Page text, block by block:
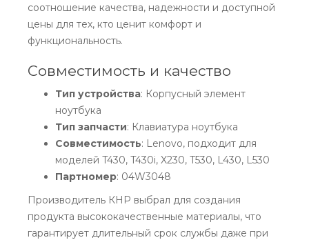
соотношение качества, надежности и доступной
цены для тех, кто ценит комфорт и
функциональность.
Совместимость и качество
Тип устройства: Корпусный элемент
ноутбука
Тип запчасти: Клавиатура ноутбука
Совместимость: Lenovo, подходит для
моделей T430, T430i, X230, T530, L430, L530
Партномер: 04W3048
Производитель КНР выбрал для создания
продукта высококачественные материалы, что
гарантирует длительный срок службы даже при